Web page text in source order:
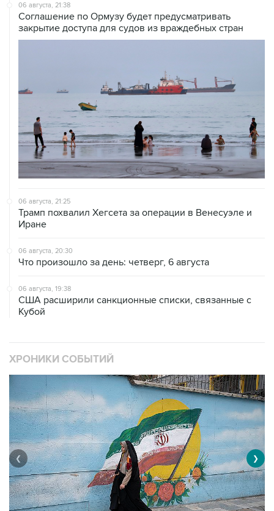
06 августа, 21:38
Соглашение по Ормузу будет предусматривать
закрытие доступа для судов из враждебных стран
06 августа, 21:25
Трамп похвалил Хегсета за операции в Венесуэле и
Иране
06 августа, 20:30
Что произошло за день: четверг, 6 августа
06 августа, 19:38
США расширили санкционные списки, связанные с
Кубой
ХРОНИКИ СОБЫТИЙ
❮ ❯